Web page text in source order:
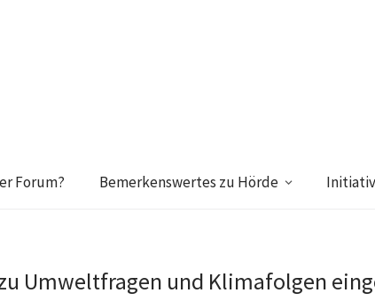
Forum? Bemerkenswertes zu Hörde
Umweltfragen und Klimafolgen